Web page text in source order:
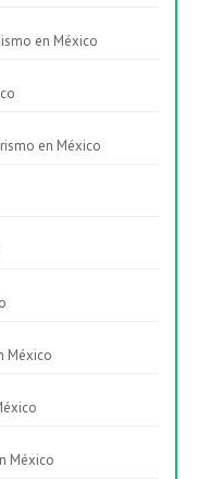
en México
en México
México
México